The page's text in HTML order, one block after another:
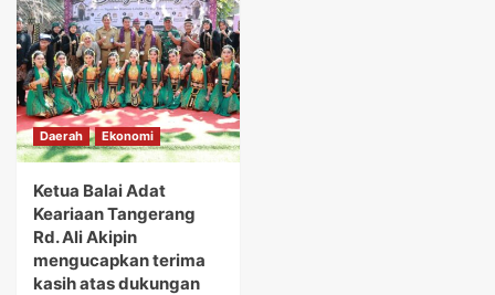
Daerah Ekonomi
Ketua Balai Adat
Keariaan Tangerang
Rd. Ali Akipin
mengucapkan terima
kasih atas dukungan